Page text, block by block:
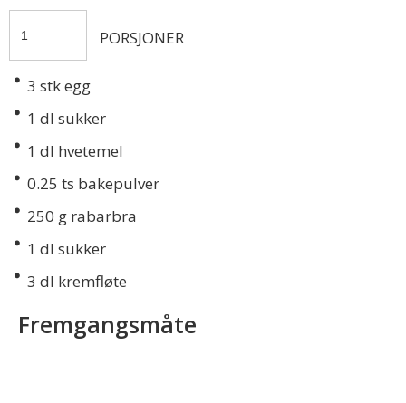
PORSJONER
3 stk egg
1 dl sukker
1 dl hvetemel
0.25 ts bakepulver
250 g rabarbra
1 dl sukker
3 dl kremfløte
Fremgangsmåte